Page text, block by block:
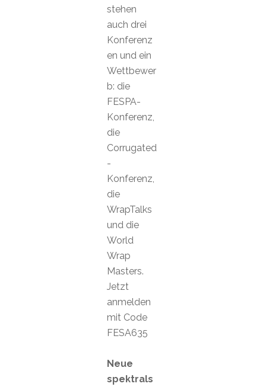
stehen
auch drei
Konferenz
en und ein
Wettbewer
b: die
FESPA-
Konferenz,
die
Corrugated
-
Konferenz,
die
WrapTalks
und die
World
Wrap
Masters.
Jetzt
anmelden
mit Code
FESA635
Neue
spektrals